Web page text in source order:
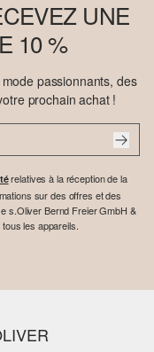
UNE
10 %
passionnants, des
prochain achat !
relatives à la réception de la
sur des offres et des
s.Oliver Bernd Freier GmbH &
les appareils.